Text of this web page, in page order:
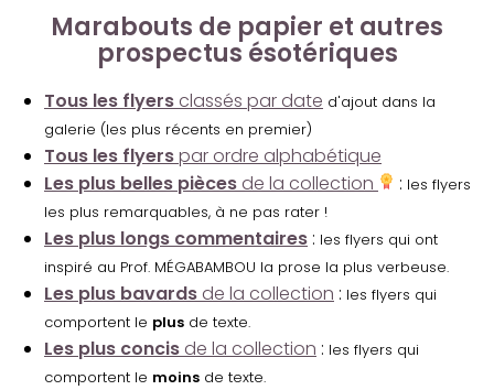
Marabouts de papier et autres
prospectus ésotériques
Tous les flyers classés par date d'ajout dans la
galerie (les plus récents en premier)
Tous les flyerspar ordre alphabétique
Les plus belles pièces de la collection : les flyers
les plus remarquables, à ne pas rater !
Les plus longs commentaires : les flyers qui ont
inspiré au Prof. MÉGABAMBOU la prose la plus verbeuse.
Les plus bavards de la collection : les flyers qui
comportent le plus de texte.
Les plus concis de la collection : les flyers qui
comportent le moins de texte.